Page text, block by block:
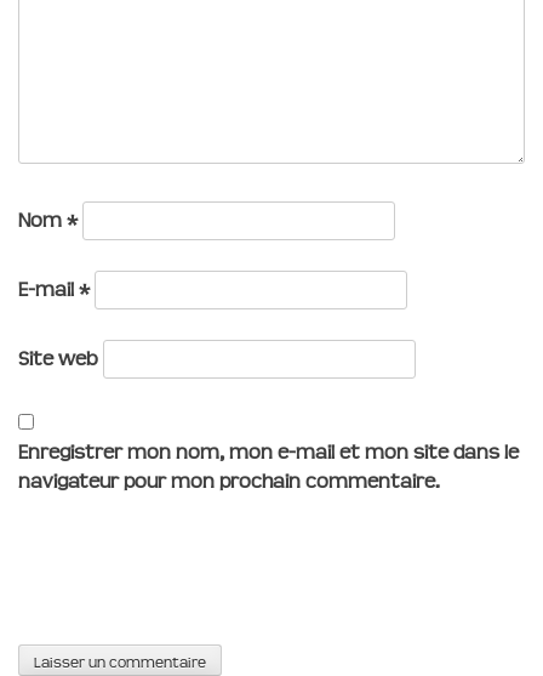
Nom *
E-mail *
Site web
Enregistrer mon nom, mon e-mail et mon site dans le
navigateur pour mon prochain commentaire.